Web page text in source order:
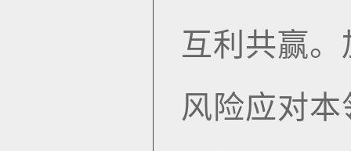
互利共赢
风险应对